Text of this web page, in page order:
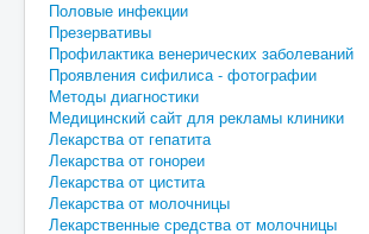
Половые инфекции
Презервативы
Профилактика венерических заболеваний
Проявления сифилиса - фотографии
Методы диагностики
Медицинский сайт для рекламы клиники
Лекарства от гепатита
Лекарства от гонореи
Лекарства от цистита
Лекарства от молочницы
Лекарственные средства от молочницы